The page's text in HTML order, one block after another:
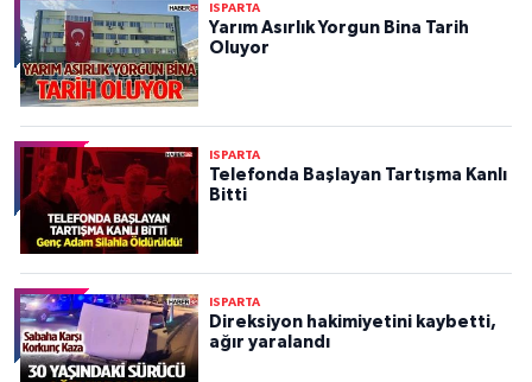
ISPARTA
Yarım Asırlık Yorgun Bina Tarih
Oluyor
ISPARTA
Telefonda Başlayan Tartışma Kanlı
Bitti
ISPARTA
Direksiyon hakimiyetini kaybetti,
ağır yaralandı